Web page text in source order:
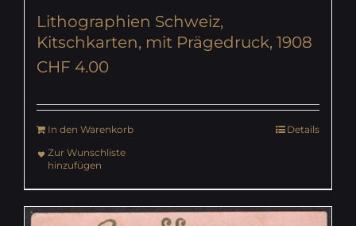
Lithographien Schweiz,
Kitschkarten, mit Prägedruck, 1908
CHF 4.00
In den Warenkorb
Details
Zur Wunschliste
hinzufügen